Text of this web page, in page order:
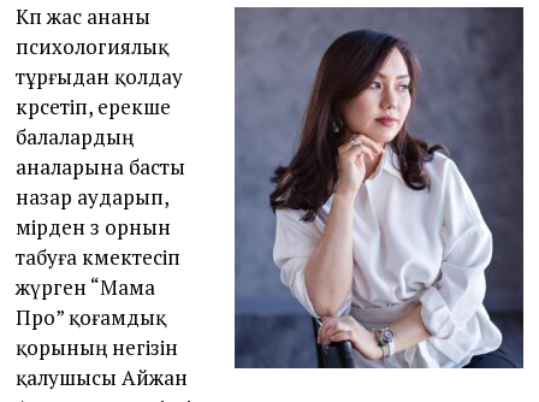
Көп жас ананы
психологиялық
тұрғыдан қолдау
көрсетіп, ерекше
балалардың
аналарына басты
назар аударып,
өмірден өз орнын
табуға көмектесіп
жүрген “Мама
Про” қоғамдық
қорының негізін
қалушысы Айжан